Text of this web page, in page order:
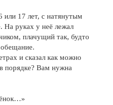
17 лет, с натянутым
На руках у неё лежал
плачущий так, будто
и сказал как можно
порядке? Вам нужна